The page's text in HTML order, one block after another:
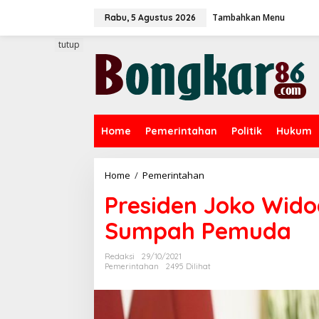
Rabu, 5 Agustus 2026 Tambahkan Menu
Home Pemerintahan Politik Hukum
tutup
Home / Pemerintahan
s
i
d
n
o
Presiden Joko
Sumpah Pemuda
Redaksi
29/10/2021
Pemerintahan
2495 Dilihat